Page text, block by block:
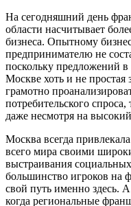
На сегодняшний день
области насчитывает
бизнеса. Опытному
предпринимателю не
поскольку предложений
Москве хоть и не
грамотно
потребительского
даже несмотря на
Москва всегда
всего мира своими
выстраивания
большинство игроков на
свой путь именно здесь.
когда региональные